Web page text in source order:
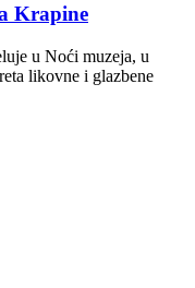
Krapine
u Noći muzeja, u
likovne i glazbene